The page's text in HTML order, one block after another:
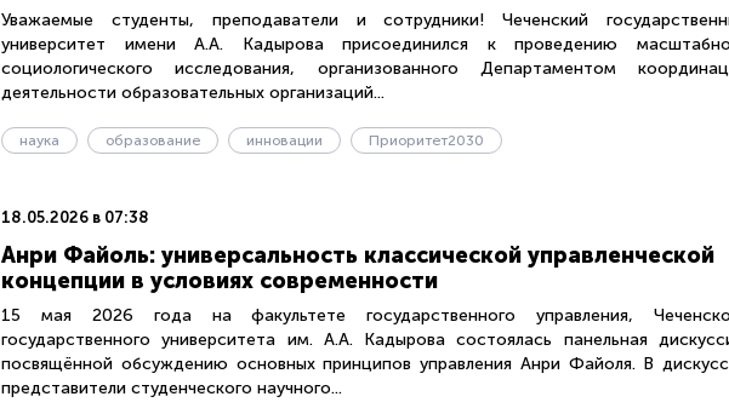
Уважаемые студенты, преподаватели и сотрудники! Чеченский
университет имени А.А. Кадырова присоединился к проведению
социологического исследования, организованного Департаментом
деятельности образовательных организаций...
наука образование инновации Приоритет2030
18.05.2026 в 07:38
Анри Файоль: универсальность классической управленческой
концепции в условиях современности
15 мая 2026 года на факультете государственного управления,
государственного университета им. А.А. Кадырова состоялась панельная
посвящённой обсуждению основных принципов управления Анри Файоля. В
представители студенческого научного...